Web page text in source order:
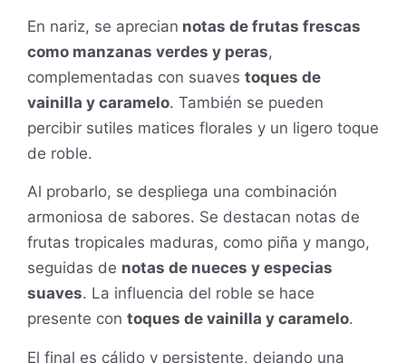
En nariz, se aprecian notas de frutas frescas
como manzanas verdes y peras,
complementadas con suaves toques de
vainilla y caramelo. También se pueden
percibir sutiles matices florales y un ligero toque
de roble.
Al probarlo, se despliega una combinación
armoniosa de sabores. Se destacan notas de
frutas tropicales maduras, como piña y mango,
seguidas de notas de nueces y especias
suaves. La influencia del roble se hace
presente con toques de vainilla y caramelo.
El final es cálido y persistente, dejando una